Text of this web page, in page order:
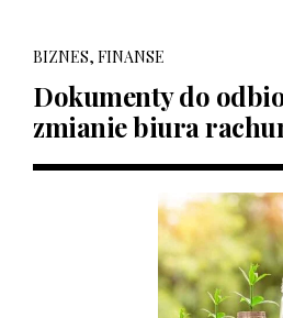
BIZNES, FINANSE
Dokumenty do
zmianie biura